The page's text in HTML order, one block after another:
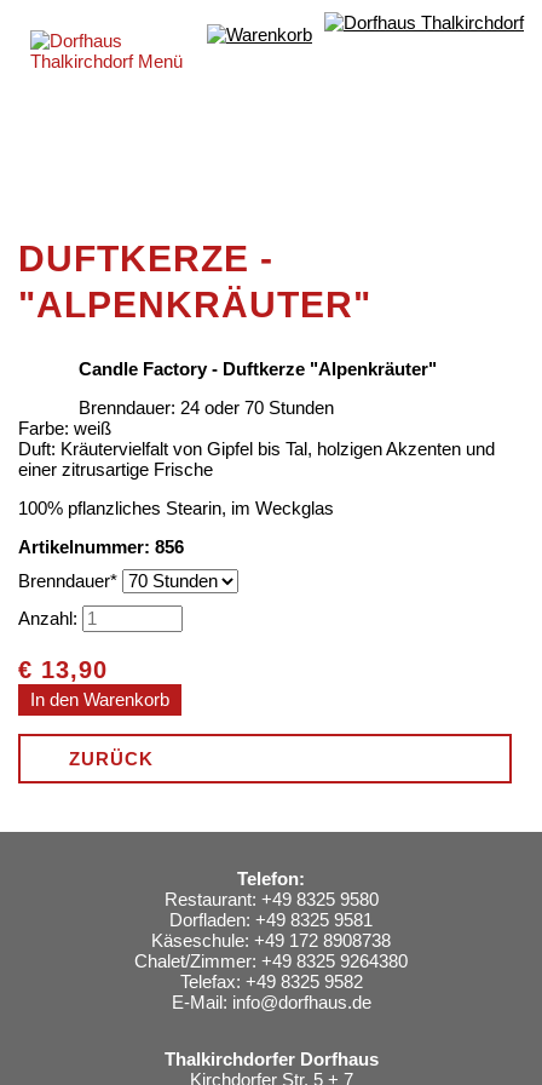
DUFTKERZE -
"ALPENKRÄUTER"
Candle Factory - Duftkerze "Alpenkräuter"
Brenndauer: 24 oder 70 Stunden
Farbe: weiß
Duft: Kräutervielfalt von Gipfel bis Tal, holzigen Akzenten und
einer zitrusartige Frische
100% pflanzliches Stearin, im Weckglas
Artikelnummer: 856
Pflichtfeld
Brenndauer*
Anzahl:
€ 13,90
ZURÜCK
Telefon:
Restaurant: +49 8325 9580
Dorfladen: +49 8325 9581
Käseschule: +49 172 8908738
Chalet/Zimmer: +49 8325 9264380
Telefax: +49 8325 9582
E-Mail: info@dorfhaus.de
Thalkirchdorfer Dorfhaus
Kirchdorfer Str. 5 + 7